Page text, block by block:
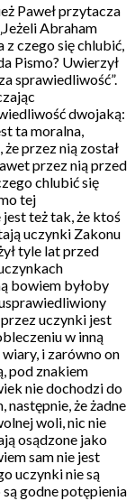
Paweł przytacza
Abraham
z czego się chlubić,
Pismo? Uwierzył
sprawiedliwość”.
dwojaką:
ta moralna,
przez nią został
przez nią przed
chlubić się
tej
też tak, że ktoś
uczynki Zakonu
tyle lat przed
bowiem byłoby
uczynki jest
w inną
i zarówno on
pod znakiem
nie dochodzi do
że żadne
woli, nic nie
osądzone jako
sam nie jest
uczynki nie są
godne potępienia